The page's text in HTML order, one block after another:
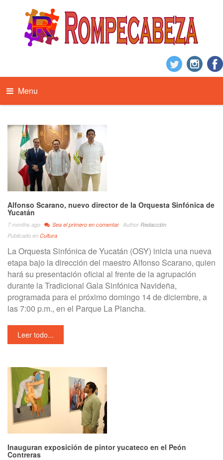
Menu
Alfonso Scarano, nuevo director de la Orquesta Sinfónica de
Yucatán
7 months ago Sea el primero en comentar Author Redacción
Publicado en Cultura
La Orquesta Sinfónica de Yucatán (OSY) inicia una nueva
etapa bajo la dirección del maestro Alfonso Scarano, quien
hará su presentación oficial al frente de la agrupación
durante la Tradicional Gala Sinfónica Navideña,
programada para el próximo domingo 14 de diciembre, a
las 7:00 p.m., en el Parque La Plancha.
Leer todo...
Inauguran exposición de pintor yucateco en el Peón
Contreras